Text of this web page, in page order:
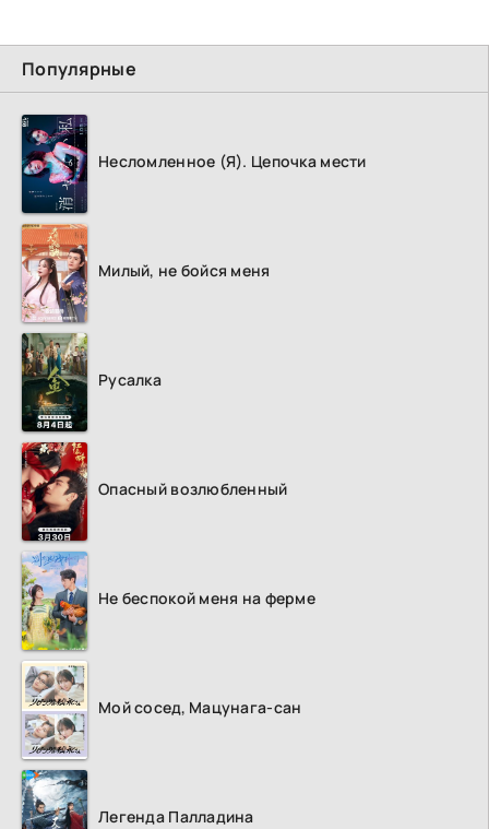
Популярные
Несломленное (Я). Цепочка мести
Милый, не бойся меня
Русалка
Опасный возлюбленный
Не беспокой меня на ферме
Мой сосед, Мацунага-сан
Легенда Палладина